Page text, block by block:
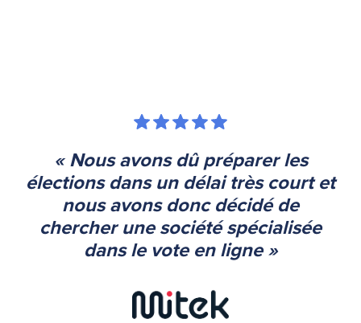
« Nous avons dû préparer les
élections dans un délai très court et
nous avons donc décidé de
chercher une société spécialisée
dans le vote en ligne »